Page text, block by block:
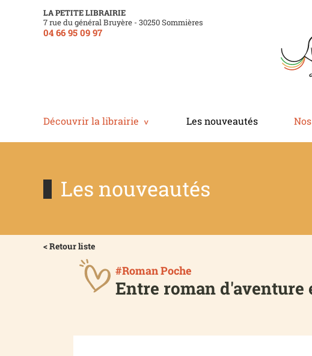
LA PETITE LIBRAIRIE
7 rue du général Bruyère - 30250 Sommières
04 66 95 09 97
Découvrir la librairie Les nouveautés
Les nouveautés
< Retour liste
#Roman Poche
Entre roman d'aventure